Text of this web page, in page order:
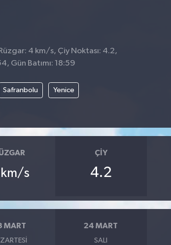
4 km/s, Çiy Noktası: 4.2,
Gün Batımı: 18:59
Safranbolu Yenice
km/s
ÇIY
4.2
MART 24 MART
SALI